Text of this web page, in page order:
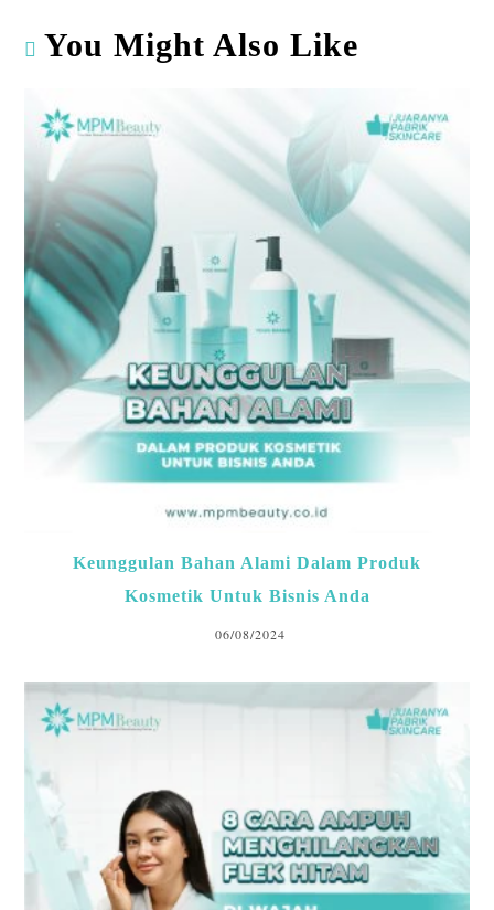
You Might Also Like
Keunggulan Bahan Alami Dalam Produk
Kosmetik Untuk Bisnis Anda
06/08/2024